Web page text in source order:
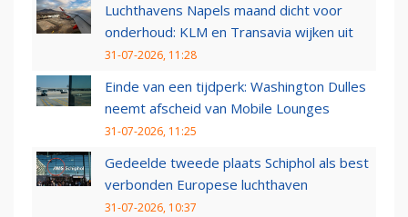
Luchthavens Napels maand dicht voor
onderhoud: KLM en Transavia wijken uit
31-07-2026, 11:28
Einde van een tijdperk: Washington Dulles
neemt afscheid van Mobile Lounges
31-07-2026, 11:25
Gedeelde tweede plaats Schiphol als best
verbonden Europese luchthaven
31-07-2026, 10:37